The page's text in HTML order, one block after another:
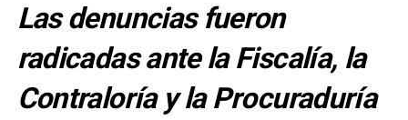
Las denuncias fueron
radicadas ante la Fiscalía, la
Contraloría y la Procuraduría